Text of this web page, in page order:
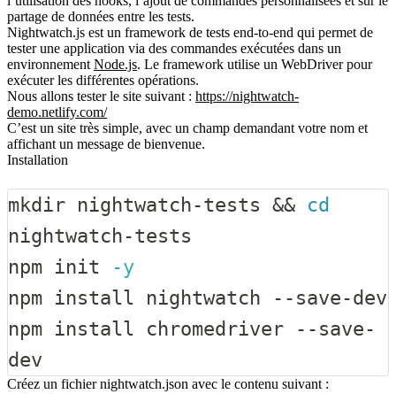
partage de données entre les tests.
Nightwatch.js est un framework de tests end-to-end qui permet de
tester une application via des commandes exécutées dans un
environnementNode.js. Le framework utilise un WebDriver pour
exécuter les différentes opérations.
Nous allons tester le site suivant : https://nightwatch-
demo.netlify.com/
C’est un site très simple, avec un champ demandant votre nom et
affichant un message de bienvenue.
Installation
mkdir nightwatch-tests && cd
npm init
-y
npm install
npm install chromedriver --save-
dev
Créez un fichiernightwatch.json avec le contenu suivant :